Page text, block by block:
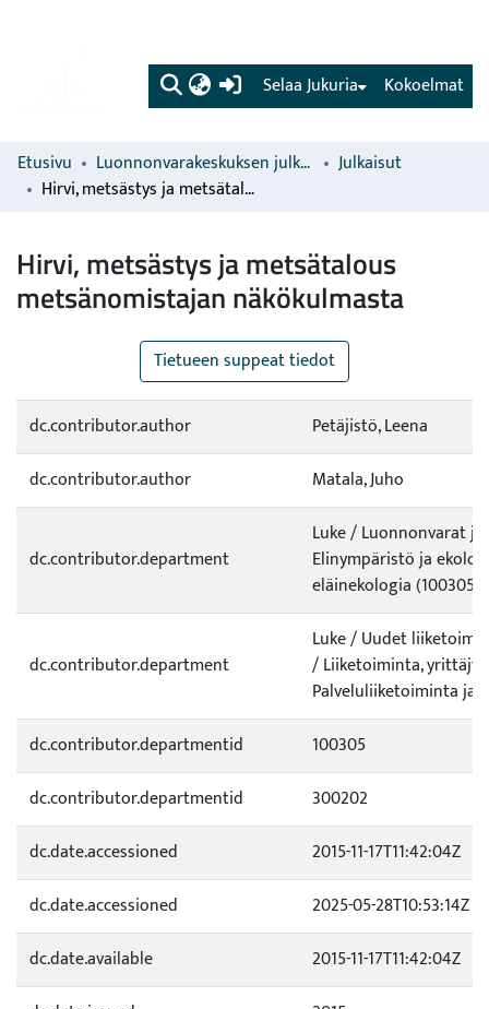
(current) Kokoelmat
Selaa Jukuria
Etusivu Luonnonvarakeskuksen julkaisut
Julkaisut
Hirvi, metsästys ja metsätalous metsänomistajan näkökulmasta
Hirvi, metsästys ja metsätalous
metsänomistajan näkökulmasta
Tietueen suppeat tiedot
dc.contributor.author
Petäjistö, Leena
dc.contributor.author
Matala, Juho
dc.contributor.department
Luke / Luonnonvarat
Elinympäristö ja
eläinekologia (100305)
dc.contributor.department
Luke / Uudet
/ Liiketoiminta,
Palveluliiketoiminta ja
dc.contributor.departmentid
100305
dc.contributor.departmentid
300202
dc.date.accessioned
2015-11-17T11:42:04Z
dc.date.accessioned
2025-05-28T10:53:14Z
dc.date.available
2015-11-17T11:42:04Z